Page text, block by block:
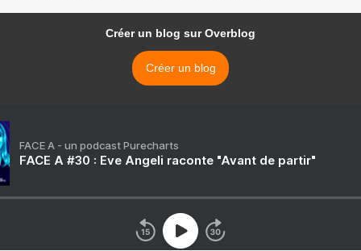
Créer un blog sur Overblog
Créer un blog
FACE A - un podcast Purecharts
FACE A #30 : Eve Angeli raconte "Avant de partir"